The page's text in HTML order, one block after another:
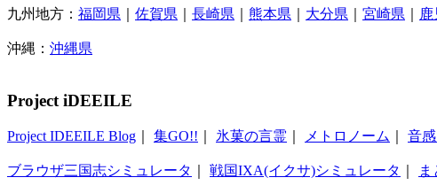
九州地方： 福岡県 佐賀県 長崎県 熊本県 大分県 宮崎県
沖縄： 沖縄県
Project iDEEILE
Project IDEEILE Blog 集GO!! 氷菓の言霊 メトロノーム 音
ブラウザ三国志シミュレータ 戦国IXA(イクサ)シミュレータ